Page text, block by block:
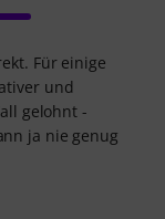
Für einige
und
gelohnt -
ja nie genug